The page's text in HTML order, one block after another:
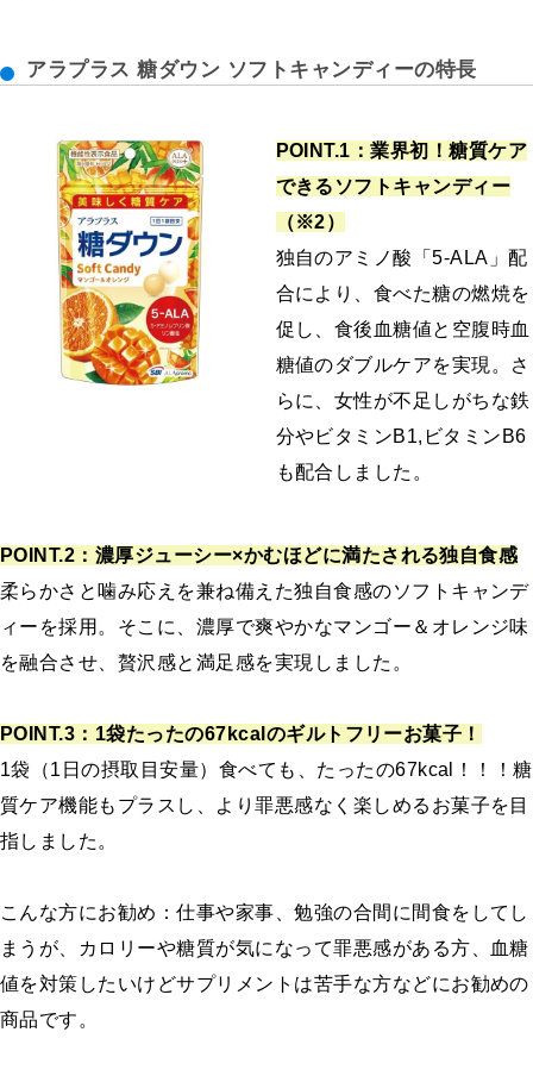
アラプラス 糖ダウン ソフトキャンディーの特長
POINT.1：業界初！糖質ケア
できるソフトキャンディー
（※2）
独自のアミノ酸「5-ALA」配
合により、食べた糖の燃焼を
促し、食後血糖値と空腹時血
糖値のダブルケアを実現。さ
らに、女性が不足しがちな鉄
分やビタミンB1,ビタミンB6
も配合しました。
POINT.2：濃厚ジューシー×かむほどに満たされる独自食感
柔らかさと噛み応えを兼ね備えた独自食感のソフトキャンデ
ィーを採用。そこに、濃厚で爽やかなマンゴー＆オレンジ味
を融合させ、贅沢感と満足感を実現しました。
POINT.3：1袋たったの67kcalのギルトフリーお菓子！
1袋（1日の摂取目安量）食べても、たったの67kcal！！！糖
質ケア機能もプラスし、より罪悪感なく楽しめるお菓子を目
指しました。
こんな方にお勧め：仕事や家事、勉強の合間に間食をしてし
まうが、カロリーや糖質が気になって罪悪感がある方、血糖
値を対策したいけどサプリメントは苦手な方などにお勧めの
商品です。